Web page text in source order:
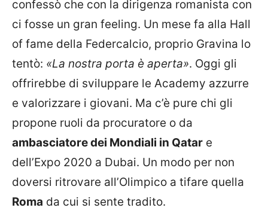
confessò che con la dirigenza romanista con
ci fosse un gran feeling. Un mese fa alla Hall
of fame della Federcalcio, proprio Gravina lo
tentò: «La nostra porta è aperta». Oggi gli
offrirebbe di sviluppare le Academy azzurre
e valorizzare i giovani. Ma c’è pure chi gli
propone ruoli da procuratore o da
ambasciatore dei Mondiali in Qatar e
dell’Expo 2020 a Dubai. Un modo per non
doversi ritrovare all’Olimpico a tifare quella
Roma da cui si sente tradito.